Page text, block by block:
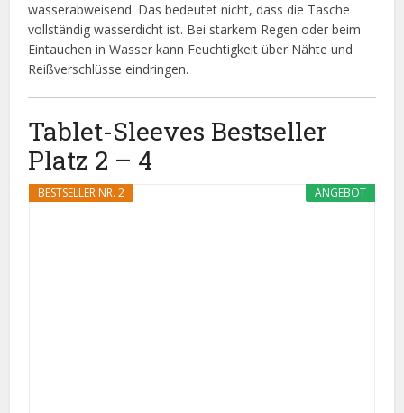
wasserabweisend. Das bedeutet nicht, dass die Tasche
vollständig wasserdicht ist. Bei starkem Regen oder beim
Eintauchen in Wasser kann Feuchtigkeit über Nähte und
Reißverschlüsse eindringen.
Tablet-Sleeves Bestseller
Platz 2 – 4
ANGEBOT
BESTSELLER NR. 2